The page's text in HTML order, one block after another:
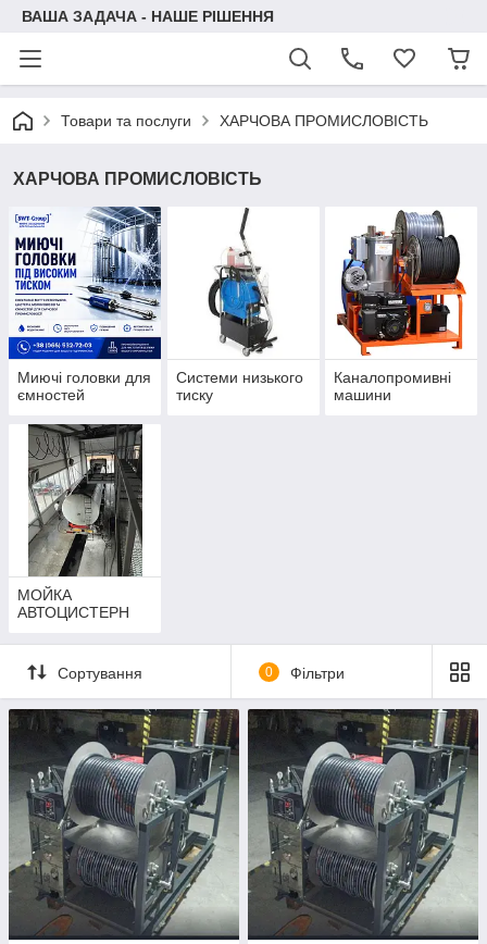
ВАША ЗАДАЧА - НАШЕ РІШЕННЯ
Товари та послуги ХАРЧОВА ПРОМИСЛОВІСТЬ
ХАРЧОВА ПРОМИСЛОВІСТЬ
Миючі головки для
ємностей
Системи низького
тиску
Каналопромивні
машини
МОЙКА
АВТОЦИСТЕРН
Сортування 0 Фільтри